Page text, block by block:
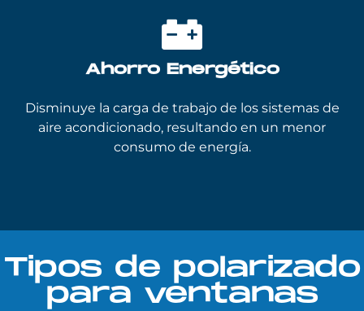
Ahorro Energético
Disminuye la carga de trabajo de los sistemas de
aire acondicionado, resultando en un menor
consumo de energía.
Tipos de polarizado
para ventanas